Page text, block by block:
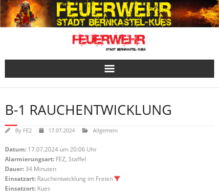
Skip
to
content
B-1 RAUCHENTWICKLUNG
By FE2 17.07.2024 Allgemein
Datum: 17.07.2024 um 20:06 Uhr
Alarmierungsart: FEZ, Staffel
Dauer:34 Minuten
Einsatzart: Rauchentwicklung im Freien
Einsatzort: Kues